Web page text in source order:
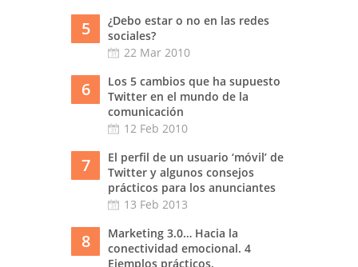
5
¿Debo estar o no en las redes
sociales?
22 Mar 2010
6
Los 5 cambios que ha supuesto
Twitter en el mundo de la
comunicación
12 Feb 2010
7
El perfil de un usuario ‘móvil’ de
Twitter y algunos consejos
prácticos para los anunciantes
13 Feb 2013
8
Marketing 3.0… Hacia la
conectividad emocional. 4
Ejemplos prácticos.